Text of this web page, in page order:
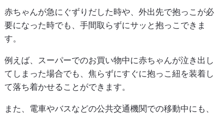
赤ちゃんが急にぐずりだした時や、外出先で抱っこが必
要になった時でも、手間取らずにサッと抱っこできま
す。
例えば、スーパーでのお買い物中に赤ちゃんが泣き出し
てしまった場合でも、焦らずにすぐに抱っこ紐を装着し
て落ち着かせることができます。
また、電車やバスなどの公共交通機関での移動中にも、